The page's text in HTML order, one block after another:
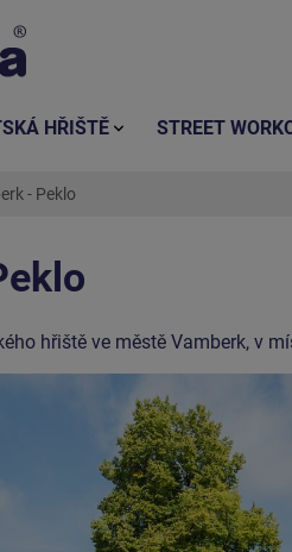
- Peklo
hřiště ve městě Vamberk, v
HŘIŠTĚ STREET